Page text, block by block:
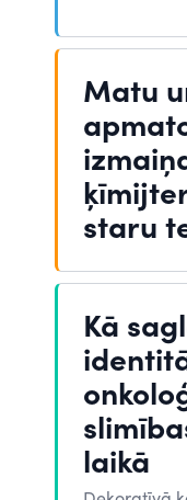
Matu
staru
Kā
laikā